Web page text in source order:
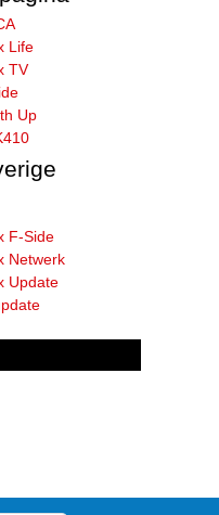
Life
TV
Up
F-Side
Netwerk
Update